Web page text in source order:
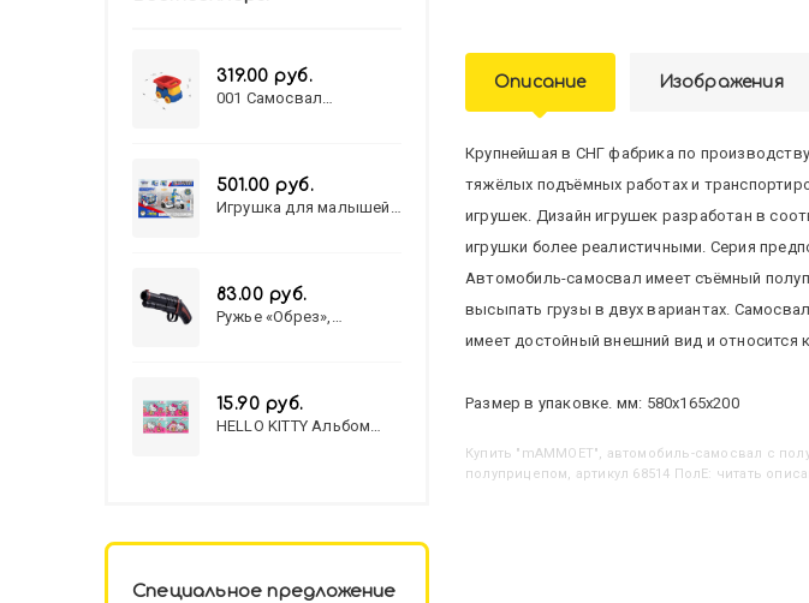
Описание Изображения
Крупнейшая в СНГ фабрика по
тяжёлых подъёмных работах и
игрушек. Дизайн игрушек разработан в
игрушки более реалистичными. Серия
Автомобиль-самосвал имеет съёмный
высыпать грузы в двух вариантах.
имеет достойный внешний вид и относится
Размер в упаковке. мм: 580х165х200
Купить "MAMMOET", автомобиль-самосвал с
полуприцепом, артикул 68514 ПолЕ: читать
319.00 руб.
001 Самосвал
501.00 руб.
Игрушка для малышей
83.00 руб.
Ружье «Обрез»,
15.90 руб.
HELLO KITTY Альбом
Специальное предложение